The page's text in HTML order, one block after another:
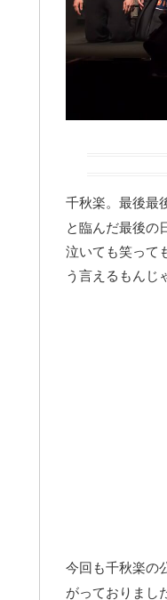
千秋楽。最後最
と臨んだ最後の
泣いても笑って
う言えるもんじ
今回も千秋楽の
がっておりまし